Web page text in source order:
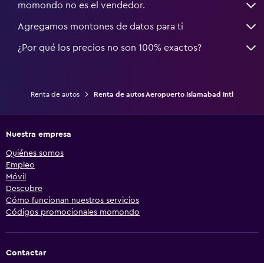
momondo no es el vendedor.
Agregamos montones de datos para ti
¿Por qué los precios no son 100% exactos?
Renta de autos Renta de autos Aeropuerto Islamabad Intl
Nuestra empresa
Quiénes somos
Empleo
Móvil
Descubre
Cómo funcionan nuestros servicios
Códigos promocionales momondo
Contactar